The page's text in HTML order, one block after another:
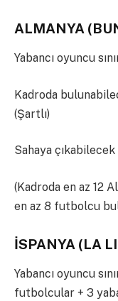
ALMANYA
Yabancı oyuncu
Kadroda
(Şartlı)
Sahaya çıkabilecek
(Kadroda en az 12
en az 8 futbolcu
İSPANYA (LA
Yabancı oyuncu
futbolcular + 3